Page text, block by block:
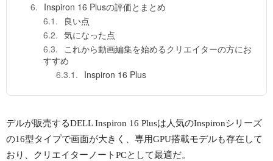
Inspiron 16 Plusの評価とまとめ
良い点
気になった点
これから動画編集を始めるクリエイターの方にお
すすめ
Inspiron 16 Plus
デルが販売するDELL Inspiron 16 Plusは人気のInspironシリーズ
の16型タイプで画面が大きく、専用GPU搭載モデルも存在して
おり、クリエイターノートPCとして最適だ。